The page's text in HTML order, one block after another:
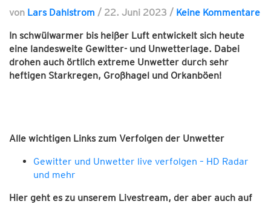
von Lars Dahlstrom / 22. Juni 2023 / Keine Kommentare
In schwülwarmer bis heißer Luft entwickelt sich heute
eine landesweite Gewitter- und Unwetterlage. Dabei
drohen auch örtlich extreme Unwetter durch sehr
heftigen Starkregen, Großhagel und Orkanböen!
Alle wichtigen Links zum Verfolgen der Unwetter
Gewitter und Unwetter live verfolgen – HD Radar
und mehr
Hier geht es zu unserem Livestream, der aber auch auf